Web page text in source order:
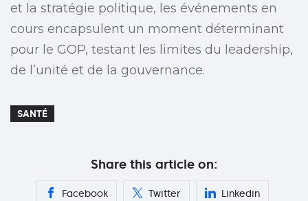
et la stratégie politique, les événements en
cours encapsulent un moment déterminant
pour le GOP, testant les limites du leadership,
de l’unité et de la gouvernance.
SANTÉ
Share this article on:
Facebook Twitter Linkedin